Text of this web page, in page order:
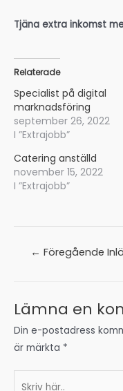
Tjäna extra inkomst
Relaterade
Specialist på digital
marknadsföring
september 26, 2022
I ”Extrajobb”
Catering anställd
november 15, 2022
I ”Extrajobb”
Inläggsnavigering
← Föregående
Lämna en
Din e-postadress
är märkta *